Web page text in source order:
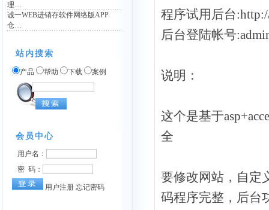
理…
诚一WEB进销存软件网络版APP
仓…
站内搜索
产品 帮助 下载 案例
程序试用后台
后台登陆帐号
说明：
这个是基于
全
要修改网站，自定
码程序完整，后台